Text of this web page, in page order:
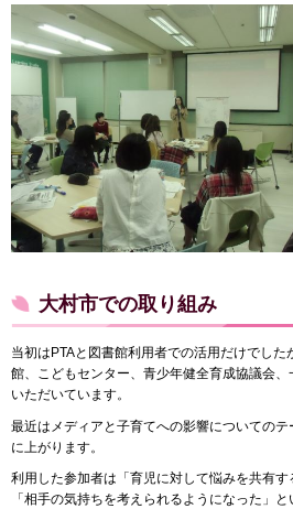
大村市での取り組み
当初はPTAと図書館利用者での活用だけでし
館、こどもセンター、青少年健全育成協議会
いただいています。
最近はメディアと子育てへの影響についての
に上がります。
利用した参加者は「育児に対して悩みを共有す
「相手の気持ちを考えられるようになった」